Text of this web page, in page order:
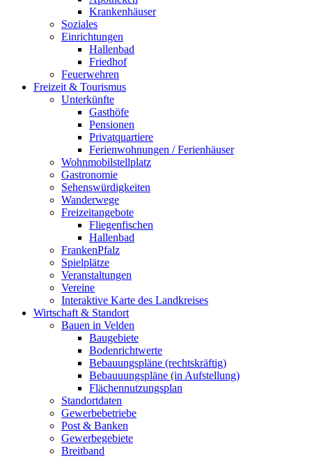
Krankenhäuser
Soziales
Einrichtungen
Hallenbad
Friedhof
Feuerwehren
Freizeit & Tourismus
Unterkünfte
Gasthöfe
Pensionen
Privatquartiere
Ferienwohnungen / Ferienhäuser
Wohnmobilstellplatz
Gastronomie
Sehenswürdigkeiten
Wanderwege
Freizeitangebote
Fliegenfischen
Hallenbad
FrankenPfalz
Spielplätze
Veranstaltungen
Vereine
Interaktive Karte des Landkreises
Wirtschaft & Standort
Bauen in Velden
Baugebiete
Bodenrichtwerte
Bebauungspläne (rechtskräftig)
Bebauuungspläne (in Aufstellung)
Flächennutzungsplan
Standortdaten
Gewerbebetriebe
Post & Banken
Gewerbegebiete
Breitband